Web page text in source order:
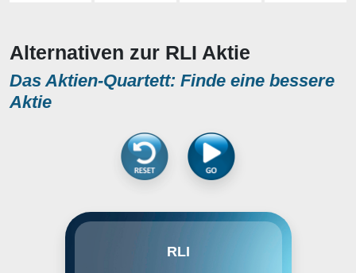
Alternativen zur RLI Aktie
Das Aktien-Quartett: Finde eine bessere
Aktie
RLI
company, which engages in the